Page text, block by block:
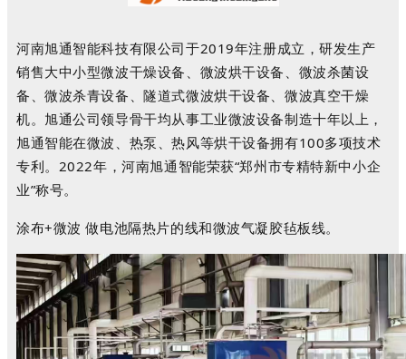
河南旭通智能科技有限公司于2019年注册成立，研发生产
销售大中小型微波干燥设备、微波烘干设备、微波杀菌设
备、微波杀青设备、隧道式微波烘干设备、微波真空干燥
机。旭通公司领导骨干均从事工业微波设备制造十年以上，
旭通智能在微波、热泵、热风等烘干设备拥有100多项技术
专利。2022年，河南旭通智能荣获“郑州市专精特新中小企
业”称号。
涂布+微波 做电池隔热片的线和微波气凝胶毡板线。